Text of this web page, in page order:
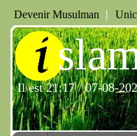
Devenir Musulman |
i
Il est 21:17 / 07-08-